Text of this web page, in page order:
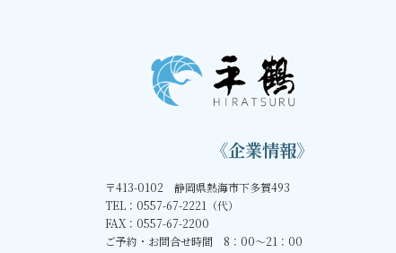
《企業情報》
〒413-0102 静岡県熱海市下多賀493
TEL：0557-67-2221（代）
FAX：0557-67-2200
ご予約・お問合せ時間 8：00～21：00